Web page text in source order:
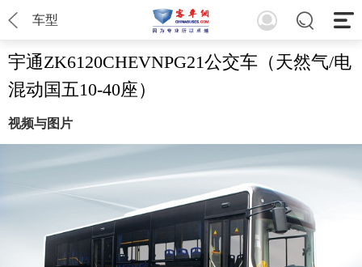
车型
宇通ZK6120CHEVNPG21公交车（天然气/电
混动国五10-40座）
视频与图片